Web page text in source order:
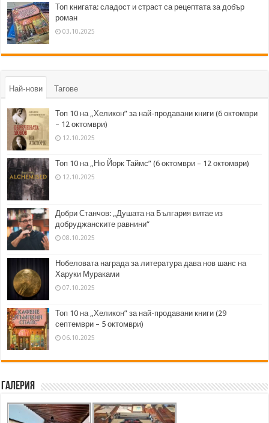
Топ книгата: сладост и страст са рецептата за добър
роман
03.10.2025
Най-нови Тагове
Топ 10 на „Хеликон” за най-продавани книги (6 октомври
– 12 октомври)
12.10.2025
Топ 10 на „Ню Йорк Таймс” (6 октомври – 12 октомври)
12.10.2025
Добри Станчов: „Душата на България витае из
добруджанските равнини“
08.10.2025
Нобеловата награда за литература дава нов шанс на
Харуки Мураками
07.10.2025
Топ 10 на „Хеликон” за най-продавани книги (29
септември – 5 октомври)
06.10.2025
Галерия